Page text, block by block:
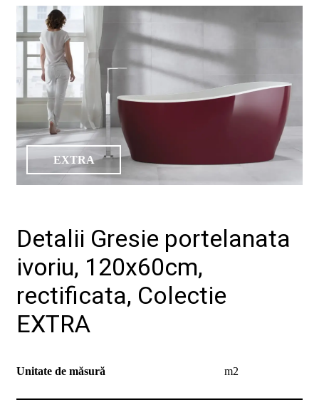
EXTRA
Detalii Gresie portelanata
ivoriu, 120x60cm,
rectificata, Colectie
EXTRA
Unitate de măsură m2